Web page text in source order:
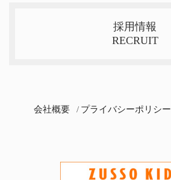
採用情報
RECRUIT
会社概要 プライバシーポリシー